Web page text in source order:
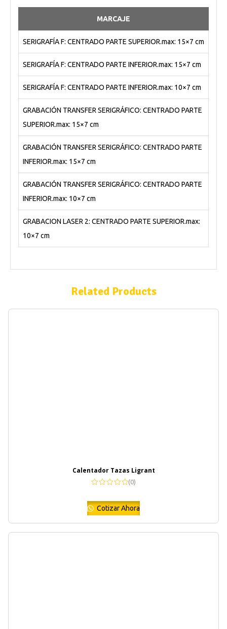
MARCAJE
SERIGRAFÍA F: CENTRADO PARTE SUPERIOR.max: 15×7 cm
SERIGRAFÍA F: CENTRADO PARTE INFERIOR.max: 15×7 cm
SERIGRAFÍA F: CENTRADO PARTE INFERIOR.max: 10×7 cm
GRABACIÓN TRANSFER SERIGRÁFICO: CENTRADO PARTE
SUPERIOR.max: 15×7 cm
GRABACIÓN TRANSFER SERIGRÁFICO: CENTRADO PARTE
INFERIOR.max: 15×7 cm
GRABACIÓN TRANSFER SERIGRÁFICO: CENTRADO PARTE
INFERIOR.max: 10×7 cm
GRABACION LASER 2: CENTRADO PARTE SUPERIOR.max:
10×7 cm
Related Products
Calentador Tazas Ligrant
(0)
Cotizar Ahora